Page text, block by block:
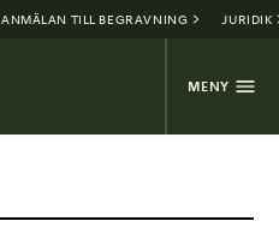
ANMÄLAN TILL BEGRAVNING JURIDIK
MENY